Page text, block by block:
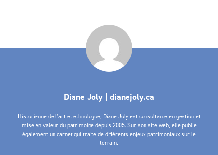
Diane Joly | dianejoly.ca
Historienne de l’art et ethnologue, Diane Joly est consultante en gestion et
mise en valeur du patrimoine depuis 2005. Sur son site web, elle publie
également un carnet qui traite de différents enjeux patrimoniaux sur le
terrain.